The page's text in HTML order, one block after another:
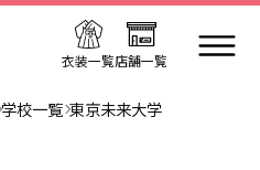
衣装一覧店舗一覧
学校一覧 東京未来大学